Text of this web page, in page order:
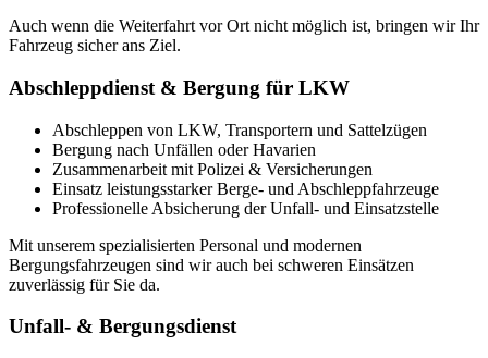
Auch wenn die Weiterfahrt vor Ort nicht möglich ist, bringen wir Ihr
Fahrzeug sicher ans Ziel.
Abschleppdienst & Bergung für LKW
Abschleppen von LKW, Transportern und Sattelzügen
Bergung nach Unfällen oder Havarien
Zusammenarbeit mit Polizei & Versicherungen
Einsatz leistungsstarker Berge- und Abschleppfahrzeuge
Professionelle Absicherung der Unfall- und Einsatzstelle
Mit unserem spezialisierten Personal und modernen
Bergungsfahrzeugen sind wir auch bei schweren Einsätzen
zuverlässig für Sie da.
Unfall- & Bergungsdienst